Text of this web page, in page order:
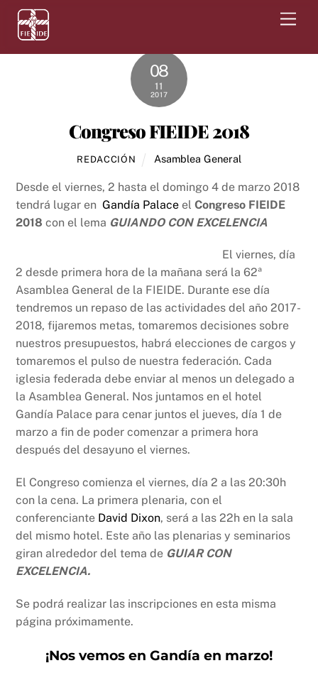
Skip
content
08
11
2017
Congreso FIEIDE 2018
REDACCIÓN Asamblea General
Desde el viernes, 2 hasta el domingo 4 de marzo 2018
tendrá lugar en Gandía Palace elCongreso FIEIDE
2018 con el lema GUIANDO CON EXCELENCIA
El viernes, día
2 desde primera hora de la mañana será la 62ª
Asamblea General de la FIEIDE. Durante ese día
tendremos un repaso de las actividades del año 2017-
2018, fijaremos metas, tomaremos decisiones sobre
nuestros presupuestos, habrá elecciones de cargos y
tomaremos el pulso de nuestra federación. Cada
iglesia federada debe enviar al menos un delegado a
la Asamblea General. Nos juntamos en el hotel
Gandía Palace para cenar juntos el jueves, día 1 de
marzo a fin de poder comenzar a primera hora
después del desayuno el viernes.
El Congreso comienza el viernes, día 2 a las 20:30h
con la cena. La primera plenaria, con el
conferenciante David Dixon, será a las 22h en la sala
del mismo hotel. Este año las plenarias y seminarios
giran alrededor del tema de GUIAR CON
EXCELENCIA.
Se podrá realizar las inscripciones en esta misma
página próximamente.
¡Nos vemos en Gandía en marzo!